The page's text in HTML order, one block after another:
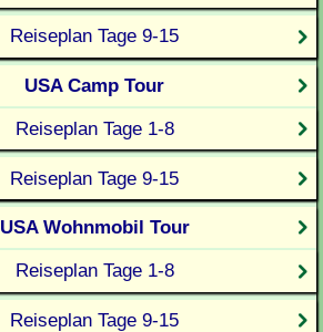
Reiseplan Tage 9-15
USA Camp Tour
Reiseplan Tage 1-8
Reiseplan Tage 9-15
USA Wohnmobil Tour
Reiseplan Tage 1-8
Reiseplan Tage 9-15